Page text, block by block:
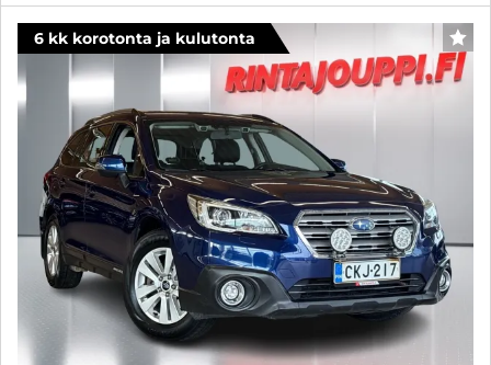
6 kk korotonta ja kulutonta